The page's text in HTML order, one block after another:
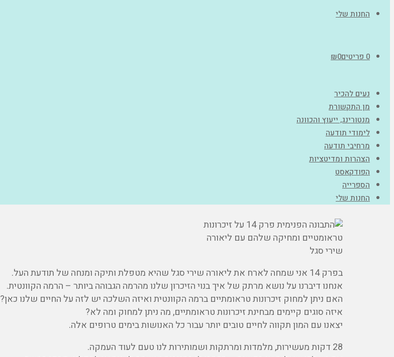
החנות שלי
0 פריטים ₪0
נעים להכיר
מן התקשורת
מנטורינג, ייעוץ והכוונה
לימודי תודעה
מרחיבי תודעה
הצהרות ומדיטציות
הפודקאסט
הספרייה
החנות שלי
בפרק 14 אני שמחה לארח את ליאורה שירי סגל שהיא מטפלת ותיקה ומנחה של תודעת העל.
אנחנו דיברנו על נושא מרתק של איך בנוי הזיכרון שלנו מהרמה הגבוהה ביותר – הרמה הקוונטית.
האם ניתן למחוק זיכרונות טראומתיים ברמה הקוונטית ואיזה השלכה יש לזה על החיים שלנו כאן?
איזה סוגים קיימים מבחינת זיכרונות טראומתיים, מה ניתן למחוק ומה לא?
יצאנו עם המון תקווה לחיים טובים יותר עבור כל האנושות בימים טרופים אלה.
28 דקות מעשירות, מלמדות ומרתקות ושמותירות לנו טעם לעוד העמקה.